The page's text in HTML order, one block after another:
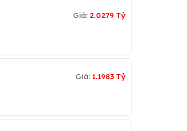
Giá: 2.0279 Tỷ
Giá: 1.1983 Tỷ